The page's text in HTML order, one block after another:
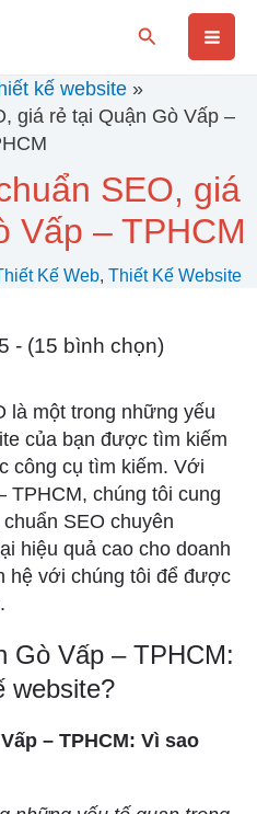
Tìm
kế website
giá rẻ tại Quận Gò Vấp –
SEO, giá
Vấp – TPHCM
Kế Web, Thiết Kế Website
- (15 bình chọn)
là một trong những yếu
của bạn được tìm kiếm
công cụ tìm kiếm. Với
TPHCM, chúng tôi cung
SEO chuyên
hiệu quả cao cho doanh
hệ với chúng tôi để được
Gò Vấp – TPHCM:
website?
– TPHCM: Vì sao